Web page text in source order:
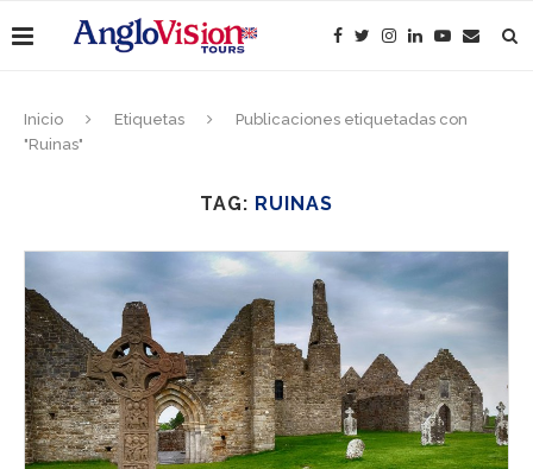
Inicio Etiquetas
Publicaciones etiquetadas con
"Ruinas"
TAG: RUINAS